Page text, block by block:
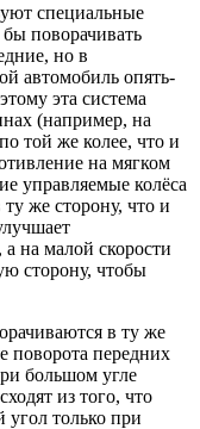
специальные
поворачивать
но в
автомобиль опять-
эта система
(например, на
той же колее, что и
на мягком
управляемые колёса
же сторону, что и
на малой скорости
сторону, чтобы
в ту же
поворота передних
большом угле
из того, что
угол только при